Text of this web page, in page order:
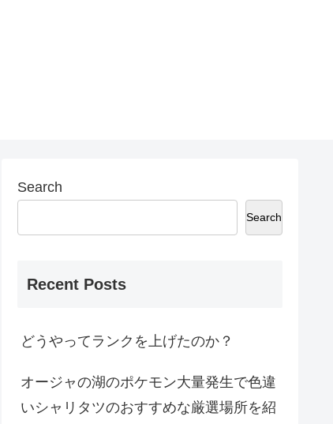
Search
Search
Recent Posts
どうやってランクを上げたのか？
オージャの湖のポケモン大量発生で色違
いシャリタツのおすすめな厳選場所を紹